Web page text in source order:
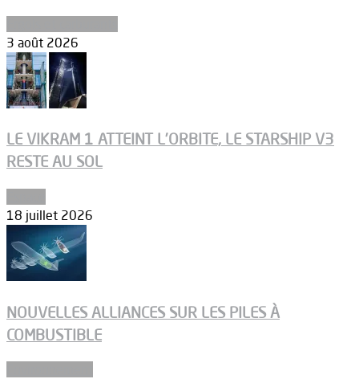
3 août 2026
LE VIKRAM 1 ATTEINT L’ORBITE, LE STARSHIP V3
RESTE AU SOL
18 juillet 2026
NOUVELLES ALLIANCES SUR LES PILES À
COMBUSTIBLE